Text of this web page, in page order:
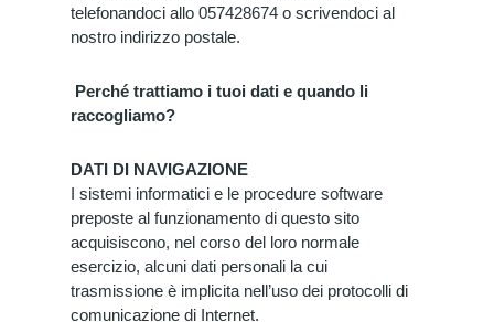
telefonandoci allo 057428674 o scrivendoci al
nostro indirizzo postale.
Perché trattiamo i tuoi dati e quando li
raccogliamo?
DATI DI NAVIGAZIONE
I sistemi informatici e le procedure software
preposte al funzionamento di questo sito
acquisiscono, nel corso del loro normale
esercizio, alcuni dati personali la cui
trasmissione è implicita nell’uso dei protocolli di
comunicazione di Internet.